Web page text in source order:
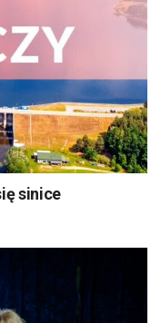
sinice